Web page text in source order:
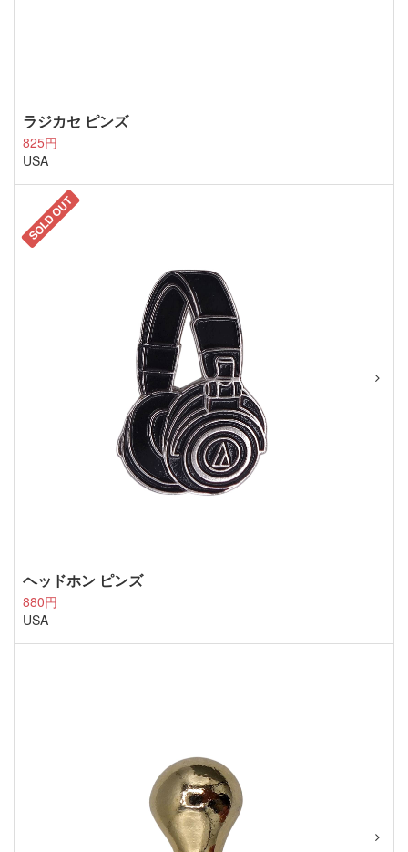
ラジカセ ピンズ
825円
USA
SOLD OUT
ヘッドホン ピンズ
880円
USA